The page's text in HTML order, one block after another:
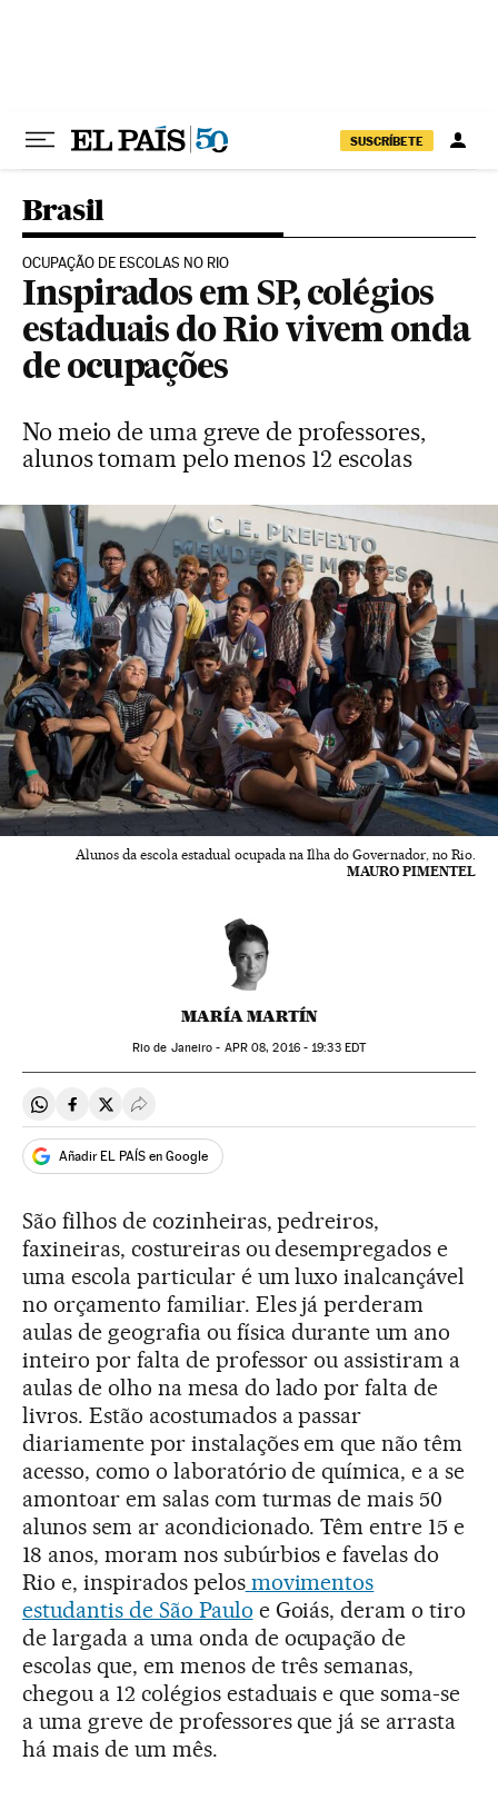
SUSCRÍBETE
Brasil
OCUPAÇÃO DE ESCOLAS NO RIO
Inspirados em SP, colégios
estaduais do Rio vivem onda
de ocupações
No meio de uma greve de professores,
alunos tomam pelo menos 12 escolas
Alunos da escola estadual ocupada na Ilha do Governador, no Rio.
MAURO PIMENTEL
MARÍA MARTÍN
Rio de Janeiro - APR08, 2016 - 19:33EDT
Compartir en Whatsapp
Compartir en Facebook
Compartir en Twitter
Desplegar Redes Sociales
Añadir EL PAÍS en Google
São filhos de cozinheiras, pedreiros,
faxineiras, costureiras ou desempregados e
uma escola particular é um luxo inalcançável
no orçamento familiar. Eles já perderam
aulas de geografia ou física durante um ano
inteiro por falta de professor ou assistiram a
aulas de olho na mesa do lado por falta de
livros. Estão acostumados a passar
diariamente por instalações em que não têm
acesso, como o laboratório de química, e a se
amontoar em salas com turmas de mais 50
alunos sem ar acondicionado. Têm entre 15 e
18 anos, moram nos subúrbios e favelas do
Rio e, inspirados pelosmovimentos
estudantis de São Paulo e Goiás, deram o tiro
de largada a uma onda de ocupação de
escolas que, em menos de três semanas,
chegou a 12 colégios estaduais e que soma-se
a uma greve de professores que já se arrasta
há mais de um mês.